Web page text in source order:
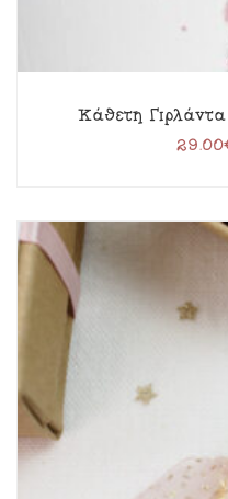
Κάθετη
29.00